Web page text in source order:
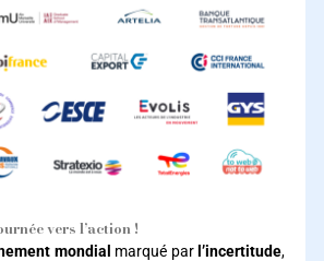
vers l’action !
mondial marqué par l’incertitude,